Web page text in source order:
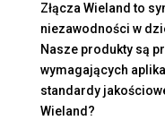
Złącza Wieland to
niezawodności w
Nasze produkty są
wymagających
standardy
Wieland?